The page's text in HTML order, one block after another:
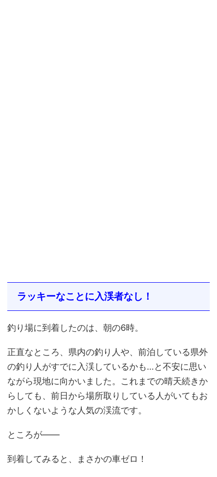
ラッキーなことに入渓者なし！
釣り場に到着したのは、朝の6時。
正直なところ、県内の釣り人や、前泊している県外
の釣り人がすでに入渓しているかも…と不安に思い
ながら現地に向かいました。これまでの晴天続きか
らしても、前日から場所取りしている人がいてもお
かしくないような人気の渓流です。
ところが――
到着してみると、まさかの車ゼロ！